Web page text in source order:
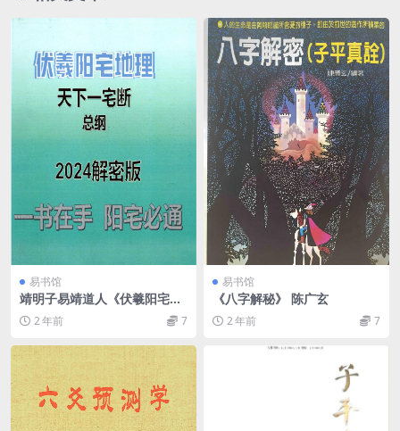
易书馆
靖明子易靖道人《伏羲阳宅地
理天下一宅断总纲2024解密
版》2 年前 7
易书馆
《八字解秘》 陈广玄
2 年前 7